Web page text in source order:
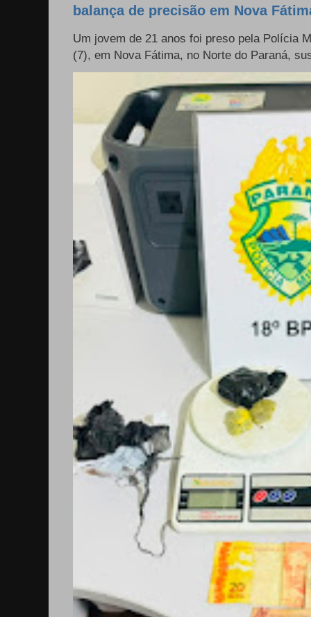
balança de precisão em Nova
Um jovem de 21 anos foi preso pela Polícia
(7), em Nova Fátima, no Norte do Paraná,